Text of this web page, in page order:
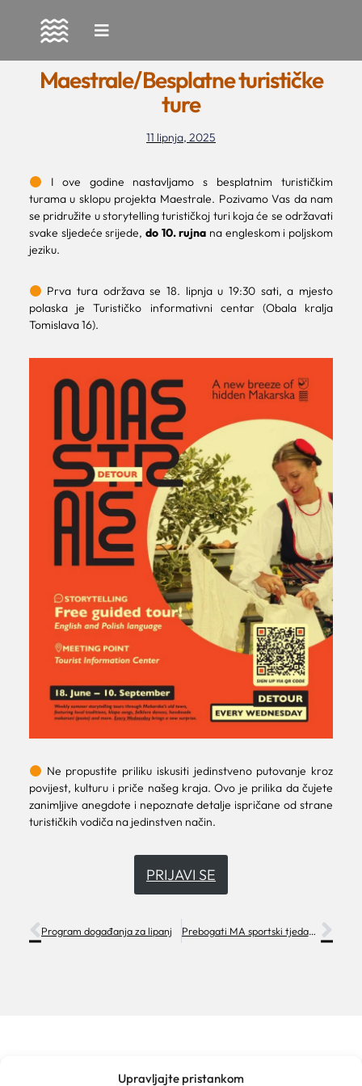
Upravljajte pristankom
to
contentMaestrale/Besplatne turističke
ture
11 lipnja, 2025
I ove godine nastavljamo s besplatnim turističkim
turama u sklopu projekta Maestrale. Pozivamo Vas da nam
se pridružite u storytelling turističkoj turi koja će se održavati
svake sljedeće srijede, do 10. rujna na engleskom i poljskom
jeziku.
Prva tura održava se 18. lipnja u 19:30 sati, a mjesto
polaska je Turističko informativni centar (Obala kralja
Tomislava 16).
Ne propustite priliku iskusiti jedinstveno putovanje kroz
povijest, kulturu i priče našeg kraja. Ovo je prilika da čujete
zanimljive anegdote i nepoznate detalje ispričane od strane
turističkih vodiča na jedinstven način.
PRIJAVI SE
Program događanja za lipanj Prebogati MA sportski tjedan uz rast turističkog prometa (2. -8. 6. 2025.)